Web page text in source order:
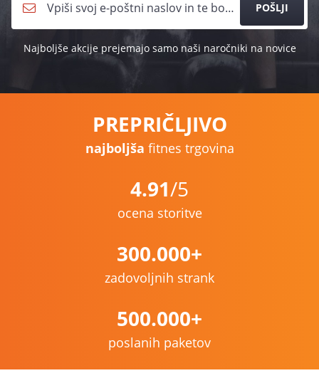
POŠLJI
Najboljše akcije prejemajo samo naši naročniki na novice
PREPRIČLJIVO
najboljša fitnes trgovina
4.91/5
ocena storitve
300.000+
zadovoljnih strank
500.000+
poslanih paketov